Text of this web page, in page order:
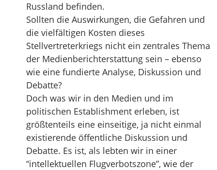
Russland befinden.
Sollten die Auswirkungen, die Gefahren und
die vielfältigen Kosten dieses
Stellvertreterkriegs nicht ein zentrales Thema
der Medienberichterstattung sein – ebenso
wie eine fundierte Analyse, Diskussion und
Debatte?
Doch was wir in den Medien und im
politischen Establishment erleben, ist
größtenteils eine einseitige, ja nicht einmal
existierende öffentliche Diskussion und
Debatte. Es ist, als lebten wir in einer
“intellektuellen Flugverbotszone”, wie der